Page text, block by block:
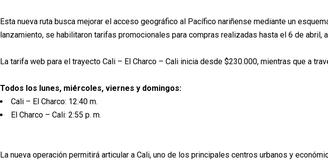
Esta nueva ruta busca mejorar el acceso geográfico al Pacífico nariñense mediante un
lanzamiento, se habilitaron tarifas promocionales para compras realizadas hasta el 6 de abril,
La tarifa web para el trayecto Cali – El Charco – Cali inicia desde $230.000, mientras que a
Todos los lunes, miércoles, viernes y domingos:
Cali – El Charco: 12:40 m.
El Charco – Cali: 2:55 p. m.
La nueva operación permitirá articular a Cali, uno de los principales centros urbanos y